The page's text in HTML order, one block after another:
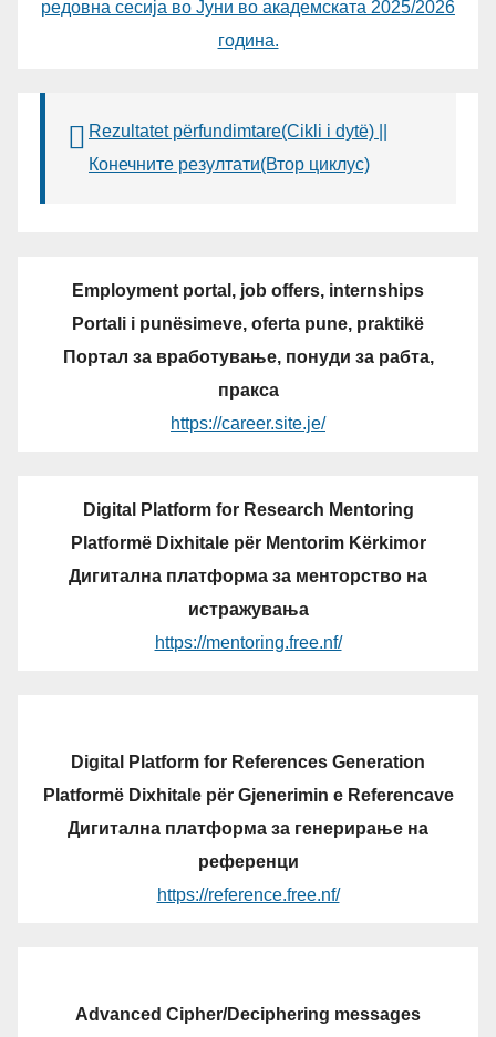
редовна сесија во Јуни во академската 2025/2026
година.
Rezultatet përfundimtare(Cikli i dytë) ||
Конечните резултати(Втор циклус)
Employment portal, job offers, internships
Portali i punësimeve, oferta pune, praktikë
Портал за вработување, понуди за рабта,
пракса
https://career.site.je/
Digital Platform for Research Mentoring
Platformë Dixhitale për Mentorim Kërkimor
Дигитална платформа за менторство на
истражувања
https://mentoring.free.nf/
Digital Platform for References Generation
Platformë Dixhitale për Gjenerimin e Referencave
Дигитална платформа за генерирање на
референци
https://reference.free.nf/
Advanced Cipher/Deciphering messages